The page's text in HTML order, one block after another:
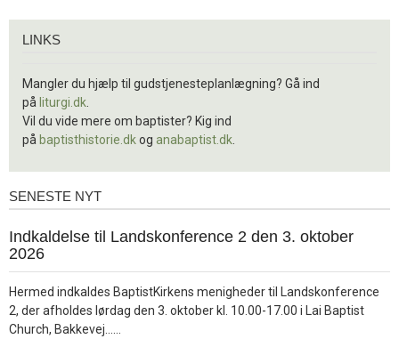
LINKS
Mangler du hjælp til gudstjenesteplanlægning? Gå ind
på liturgi.dk
Vil du vide mere om baptister? Kig ind
på baptisthistorie.dkog anabaptist.dk
Seneste
SENESTE NYT
1.
jul.
Indkaldelse til Landskonference 2 den 3. oktober
2026
Hermed indkaldes BaptistKirkens menigheder til Landskonference
2, der afholdes lørdag den 3. oktober kl. 10.00-17.00 i Lai Baptist
Church, Bakkevej……